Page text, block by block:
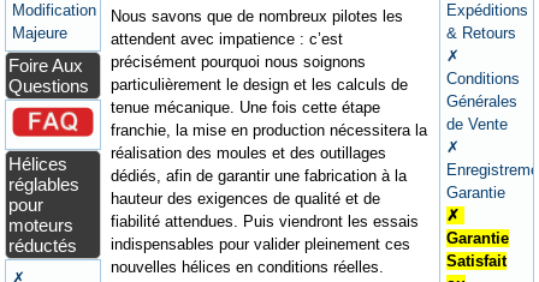
Modification
Majeure
Foire Aux
Questions
Hélices
réglables
pour
moteurs
réductés
✗
Nous savons que de nombreux pilotes les
attendent avec impatience : c’est
précisément pourquoi nous soignons
particulièrement le design et les calculs de
tenue mécanique. Une fois cette étape
franchie, la mise en production nécessitera la
réalisation des moules et des outillages
dédiés, afin de garantir une fabrication à la
hauteur des exigences de qualité et de
fiabilité attendues. Puis viendront les essais
indispensables pour valider pleinement ces
nouvelles hélices en conditions réelles.
Expéditions
& Retours
✗
Conditions
Générales
de Vente
✗
Garantie
✗
Garantie
Satisfait